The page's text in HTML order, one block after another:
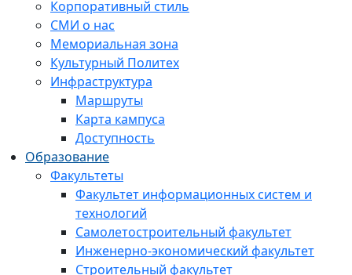
Корпоративный стиль
СМИ о нас
Мемориальная зона
Культурный Политех
Инфраструктура
Маршруты
Карта кампуса
Доступность
Образование
Факультеты
Факультет информационных систем и
технологий
Самолетостроительный факультет
Инженерно-экономический факультет
Строительный факультет